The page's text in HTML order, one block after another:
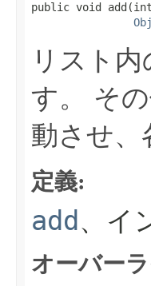
public void
リスト
す。
そ
動させ、
定義:
add 、イ
オーバー